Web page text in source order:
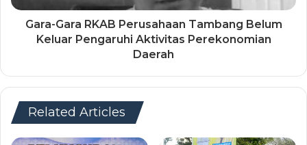
Gara-Gara RKAB Perusahaan Tambang Belum
Keluar Pengaruhi Aktivitas Perekonomian
Daerah
Related Articles